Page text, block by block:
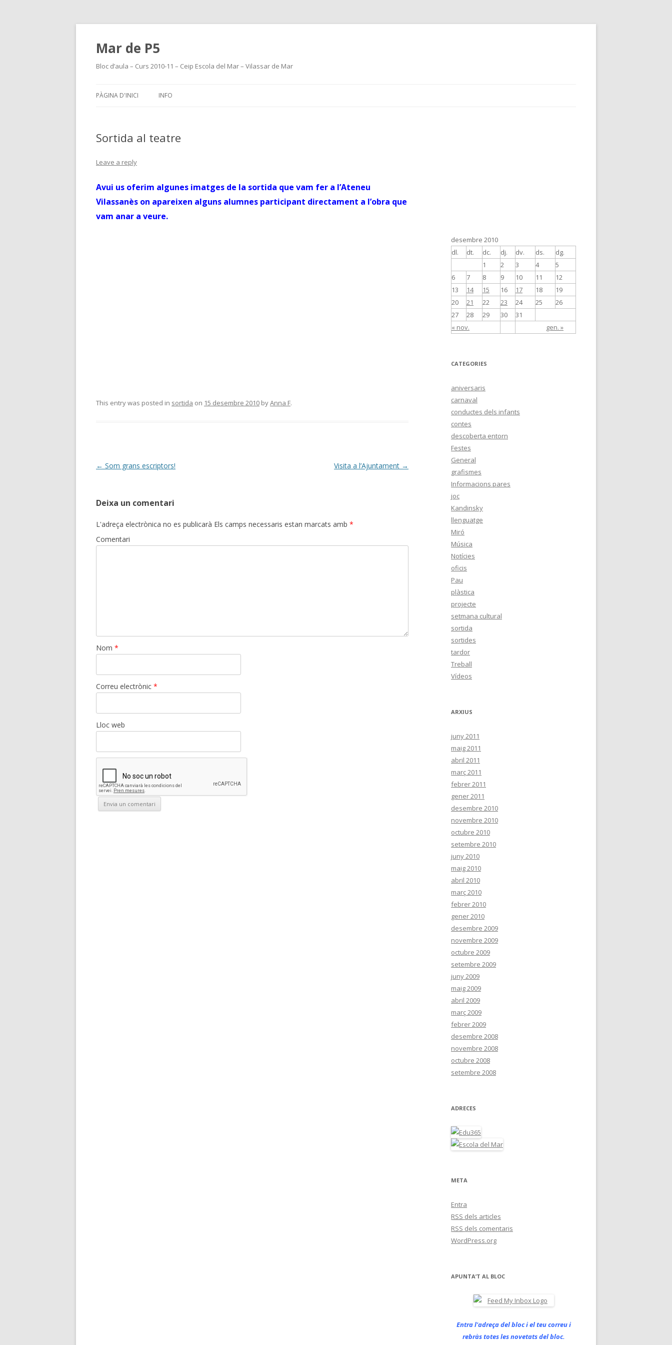
Mar de P5
Bloc d’aula – Curs 2010-11 – Ceip Escola del Mar – Vilassar de Mar
PÀGINA D'INICI INFO
Sortida al teatre
Leave a reply
Avui us oferim algunes imatges de la sortida que vam fer a l’Ateneu
Vilassanès on apareixen alguns alumnes participant directament a l’obra que
vam anar a veure.
This entry was posted in sortida on 15 desembre 2010 byAnna F.
Post
← Som grans escriptors! Visita a l’Ajuntament →
Deixa un comentari
L'adreça electrònica no es publicarà Els camps necessaris estan marcats amb *
Comentari
Nom *
Correu electrònic *
Lloc web
desembre 2010
dl.
dt. dc. dj. dv. ds. dg.
« nov. gen. »
1 2 3 4
5
6
7 8 9 10 11
12
13
14 15 16 17 18
19
20
21 22 23 24 25
26
27
28 29 30 31
CATEGORIES
aniversaris
carnaval
conductes dels infants
contes
descoberta entorn
Festes
General
grafismes
Informacions pares
joc
Kandinsky
llenguatge
Miró
Música
Notícies
oficis
Pau
plàstica
projecte
setmana cultural
sortida
sortides
tardor
Treball
Vídeos
ARXIUS
juny 2011
maig 2011
abril 2011
març 2011
febrer 2011
gener 2011
desembre 2010
novembre 2010
octubre 2010
setembre 2010
juny 2010
maig 2010
abril 2010
març 2010
febrer 2010
gener 2010
desembre 2009
novembre 2009
octubre 2009
setembre 2009
juny 2009
maig 2009
abril 2009
març 2009
febrer 2009
desembre 2008
novembre 2008
octubre 2008
setembre 2008
ADRECES
META
Entra
RSS dels articles
RSS dels comentaris
WordPress.org
APUNTA’T AL BLOC
Entra l'adreça del bloc i el teu correu i
rebràs totes les novetats del bloc.